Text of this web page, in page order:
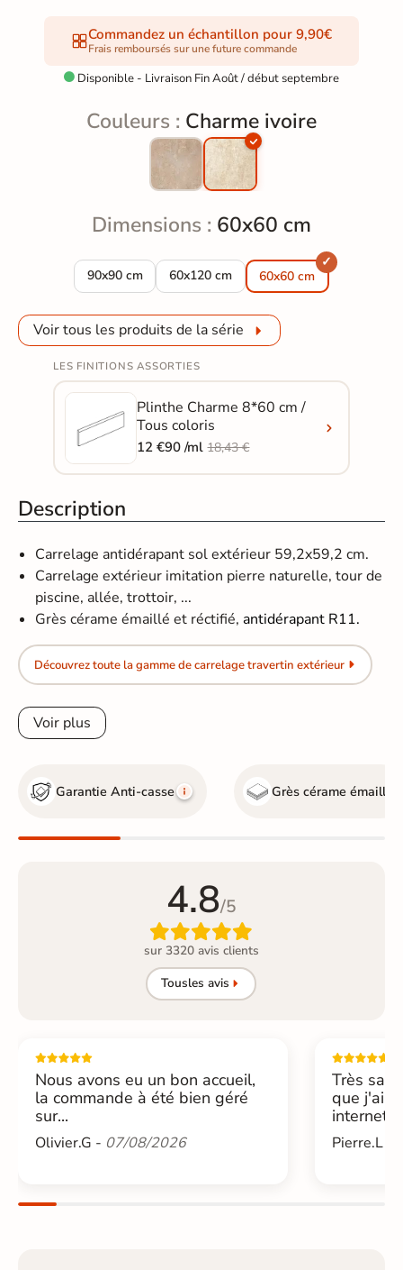
Commandez un échantillon pour 9,90€
Frais remboursés sur une future commande
 Disponible - Livraison Fin Août / début septembre
Couleurs : Charme ivoire
Dimensions : 60x60 cm
90x90 cm
Carrelage sol extérieur effet pierre Charme ivoire R11
60x120 cm
Carrelage sol extérieur effet pierre
60x60 cm
Voir tous les produits de la série
LES FINITIONS ASSORTIES
Plinthe Charme 8*60 cm /
Tous coloris
12 €90 /ml18,43 €
Description
Carrelage antidérapant sol extérieur 59,2x59,2 cm.
Carrelage extérieur imitation pierre naturelle, tour de
piscine, allée, trottoir, ...
Grès cérame émaillé et réctifié​​​​​​,antidérapant R11.
Découvrez toute la gamme de carrelage travertin extérieur
Voir plus
Garantie Anti-casse Grès cérame émaillé
4.8/5

sur 3320 avis clients
Tousles avis
Nous avons eu un bon accueil,
la commande à été bien géré
sur...
Olivier.G - 07/08/2026
Très
que j'ai
internet....
Pierre.L -